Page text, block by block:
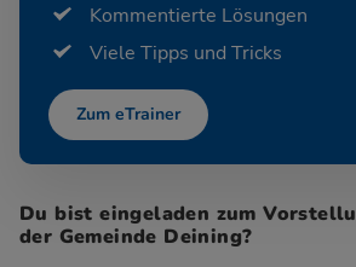
Kommentierte Lösungen
Viele Tipps und Tricks
Zum eTrainer
Du bist eingeladen zum
der Gemeinde Deining?